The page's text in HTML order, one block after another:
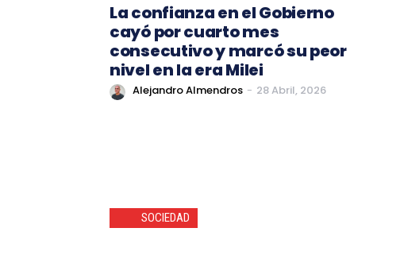
La confianza en el Gobierno
cayó por cuarto mes
consecutivo y marcó su peor
nivel en la era Milei
Alejandro Almendros - 28 Abril, 2026
SOCIEDAD